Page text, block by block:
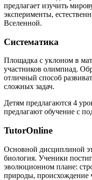
предлагает изучить
эксперименты,
Вселенной.
Систематика
Площадка с уклоном в
участников олимпиад.
отличный способ
сложных задач.
Детям предлагаются 4
предлагают обучение с
TutorOnline
Основной дисциплиной
биология. Ученики
эволюционном плане:
природы, происхождение